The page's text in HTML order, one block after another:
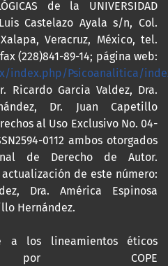
de la UNIVERSIDAD
Luis Castelazo Ayala s/n, Col.
Veracruz, México, tel.
(228)841-89-14; página web:
index.php/Psicoanalitica/
Ricardo Garcia Valdez, Dra.
Dr. Juan Capetillo
al Uso Exclusivo No. 04-
0112 ambos otorgados
de Derecho de Autor.
de este número:
Dra. América Espinosa
Hernández.
a los lineamientos éticos
por COPE